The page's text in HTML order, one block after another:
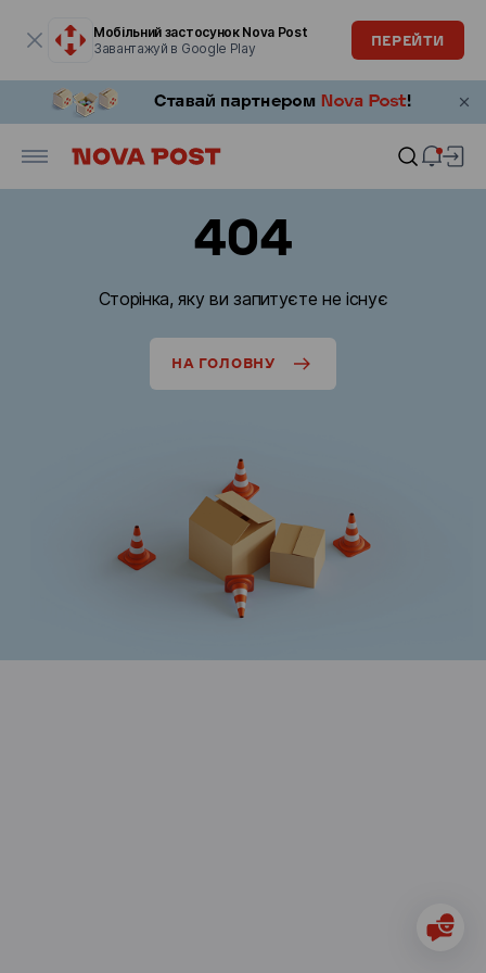
Мобільний застосунок Nova Post
Завантажуй в Google Play
ПЕРЕЙТИ
404
Сторінка, яку ви запитуєте не існує
НА ГОЛОВНУ